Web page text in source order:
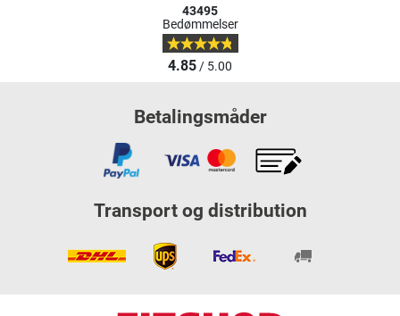
43495
Bedømmelser
4.85/ 5.00
Betalingsmåder
Transport og distribution